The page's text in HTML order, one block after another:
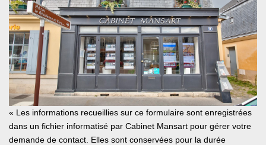
« Les informations recueillies sur ce formulaire sont enregistrées
dans un fichier informatisé par Cabinet Mansart pour gérer votre
demande de contact. Elles sont conservées pour la durée